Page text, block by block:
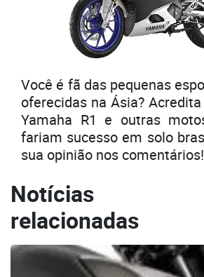
Você é fã das pequenas
oferecidas na Ásia?
Yamaha R1 e outras
fariam sucesso em solo
sua opinião nos comentários!
Notícias
relacionadas